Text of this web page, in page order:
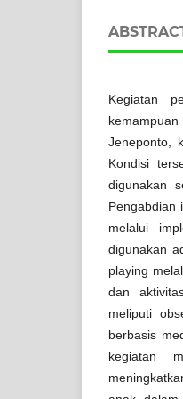
Kegiatan
Jeneponto,
Kondisi
digunakan
Pengabdian
melalui
digunakan
playing
dan
meliputi
berbasis
kegiatan